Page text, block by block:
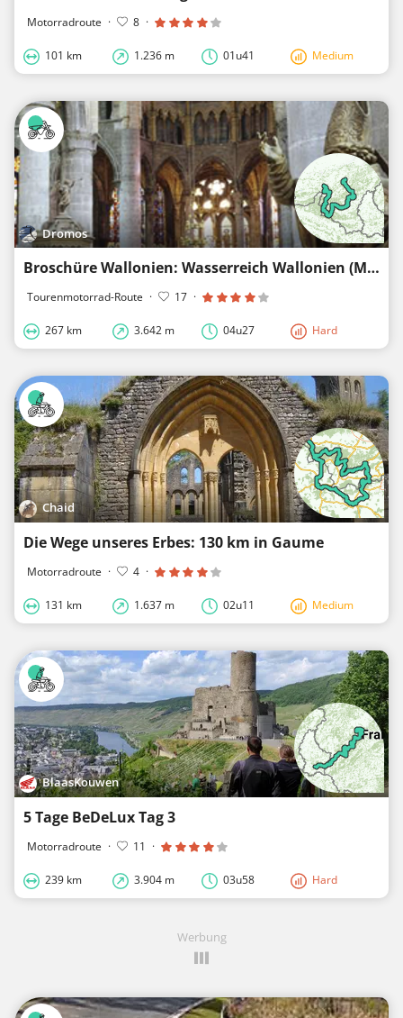
Motorradroute · 8 ·
101 km 1.236 m 01u41 Medium
Dromos
Broschüre Wallonien: Wasserreich Wallonien (M&T)
Tourenmotorrad-Route · 17 ·
267 km 3.642 m 04u27 Hard
Chaid
Die Wege unseres Erbes: 130 km in Gaume
Motorradroute · 4 ·
131 km 1.637 m 02u11 Medium
BlaasKouwen
5 Tage BeDeLux Tag 3
Motorradroute · 11 ·
239 km 3.904 m 03u58 Hard
Werbung